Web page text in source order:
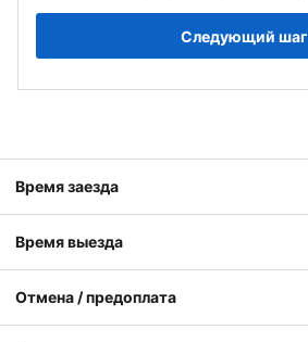
Следующий шаг
Время заезда
Время выезда
Отмена / предоплата